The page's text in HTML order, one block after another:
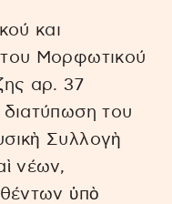
και
Μορφωτικού
αρ. 37
του
Συλλογὴ
νέων,
ὑπὸ